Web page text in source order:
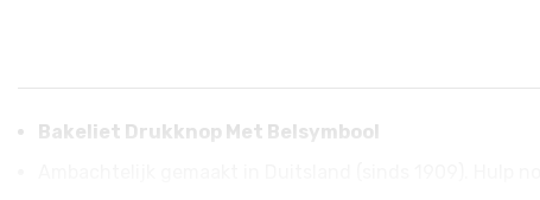
Bakeliet Drukknop Met Belsymbool
Ambachtelijk gemaakt in Duitsland (sinds 1909). Hulp